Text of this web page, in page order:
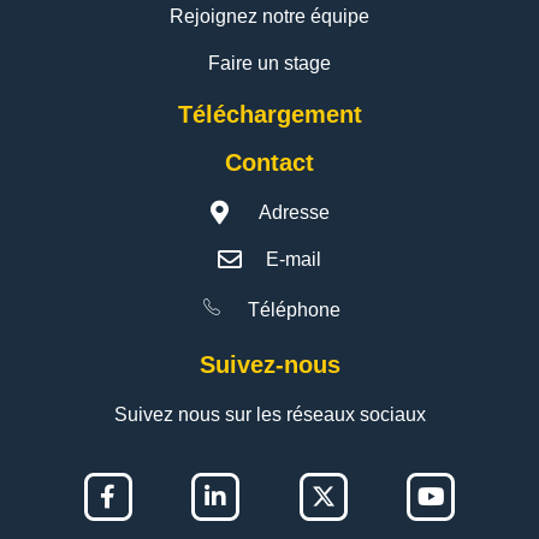
Rejoignez notre équipe
Faire un stage
Téléchargement
Contact
Adresse
E-mail
Téléphone
Suivez-nous
Suivez nous sur les réseaux sociaux